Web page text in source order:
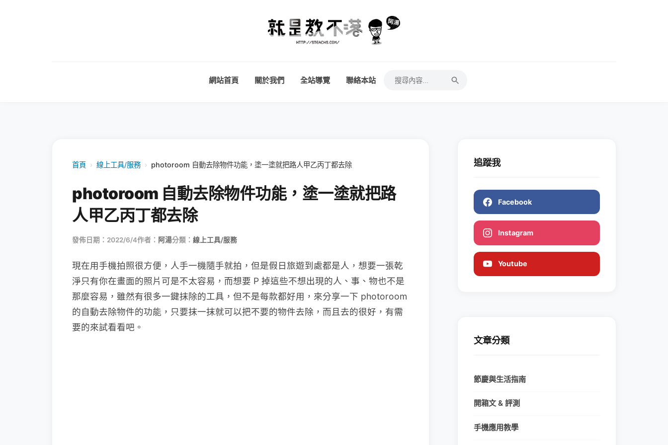
網站首頁 關於我們 全站導覽 聯絡本站
首頁 › 線上工具/服務 › photoroom 自動去除物件功能，塗一塗就把路人甲乙丙丁都去除
photoroom 自動去除物件功能，塗一塗就把路
人甲乙丙丁都去除
發佈日期：2022/6/4作者： 阿湯分類： 線上工具/服務
現在用手機拍照很方便，人手一機隨手就拍，但是假日旅遊到處都是人，想要一張乾
淨只有你在畫面的照片可是不太容易，而想要 P 掉這些不想出現的人、事、物也不是
那麼容易，雖然有很多一鍵抹除的工具，但不是每款都好用，來分享一下 photoroom
的自動去除物件的功能，只要抹一抹就可以把不要的物件去除，而且去的很好，有需
要的來試看看吧。
追蹤我
Facebook
Instagram
Youtube
文章分類
節慶與生活指南
開箱文 & 評測
手機應用教學